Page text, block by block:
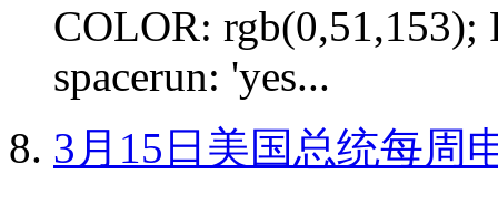
COLOR:
spacerun: 'yes...
3月15日美国总统每周